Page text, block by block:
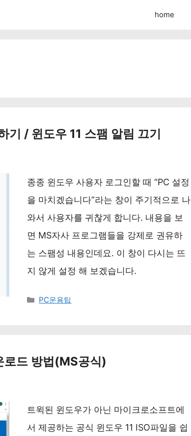
home
기 / 윈도우 11 스팸 알림 끄기
종종 윈도우 사용자 로그인할 때 “PC 설정
을 마치겠습니다”라는 창이 주기적으로 나
와서 사용자를 귀찮게 합니다. 내용을 보
면 MS자사 프로그램들을 강제로 권유하
는 스팸성 내용인데요. 이 창이 다시는 뜨
지 않게 설정 해 보겠습니다.
카
PC운용팁
로드 방법(MS공식)
트윅된 윈도우가 아닌 마이크로소프트에
서 제공하는 공식 윈도우 11 ISO파일을 쉽